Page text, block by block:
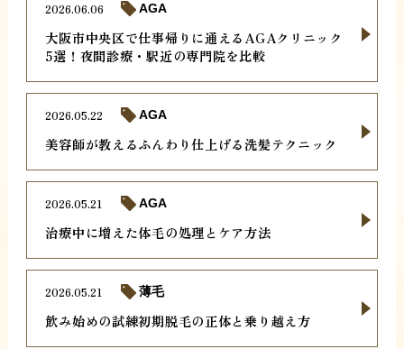
大阪市中央区で仕事帰りに通えるAGAクリニック
5選！夜間診療・駅近の専門院を比較
2026.06.06 AGA
美容師が教えるふんわり仕上げる洗髪テクニック
2026.05.22 AGA
治療中に増えた体毛の処理とケア方法
2026.05.21 AGA
飲み始めの試練初期脱毛の正体と乗り越え方
2026.05.21 薄毛